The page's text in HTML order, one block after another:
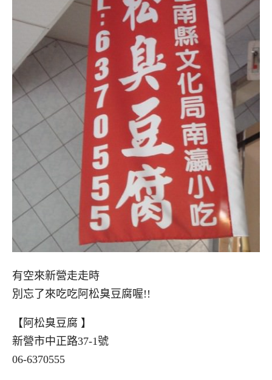
有空來新營走走時
別忘了來吃吃阿松臭豆腐喔!!
【阿松臭豆腐 】
新營市中正路37-1號
06-6370555